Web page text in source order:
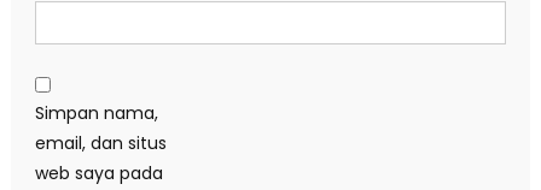
Simpan nama,
email, dan situs
web saya pada